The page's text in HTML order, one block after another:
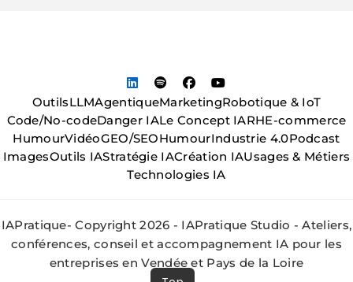
OutilsLLMAgentiqueMarketingRobotique & IoT
Code/No-codeDanger IALe Concept IARHE-commerce
HumourVidéoGEO/SEOHumourIndustrie 4.0Podcast
ImagesOutils IAStratégie IACréation IAUsages & Métiers
Technologies IA
IAPratique- Copyright 2026 - IAPratique Studio - Ateliers,
conférences, conseil et accompagnement IA pour les
entreprises en Vendée et Pays de la Loire